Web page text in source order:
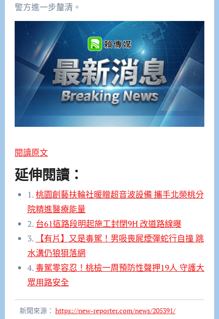
警方進一步釐清。
閱讀原文
延伸閱讀：
1.桃園創藝扶輪社暖贈超音波設備 攜手北榮桃分
院精進醫療能量
2. 台61這路段明起施工封閉9H 改道路線曝
3.
【有片】又是毒駕！男吸喪屍煙彈蛇行自撞 跳
水溝仍狼狽落網
4.毒駕零容忍！桃檢一周預防性聲押19人 守護大
眾用路安全
新聞來源： https://new-reporter.com/news/205391/